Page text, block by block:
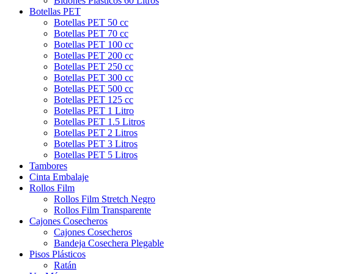
Botellas PET
Botellas PET 50 cc
Botellas PET 70 cc
Botellas PET 100 cc
Botellas PET 200 cc
Botellas PET 250 cc
Botellas PET 300 cc
Botellas PET 500 cc
Botellas PET 125 cc
Botellas PET 1 Litro
Botellas PET 1.5 Litros
Botellas PET 2 Litros
Botellas PET 3 Litros
Botellas PET 5 Litros
Tambores
Cinta Embalaje
Rollos Film
Rollos Film Stretch Negro
Rollos Film Transparente
Cajones Cosecheros
Cajones Cosecheros
Bandeja Cosechera Plegable
Pisos Plásticos
Ratán